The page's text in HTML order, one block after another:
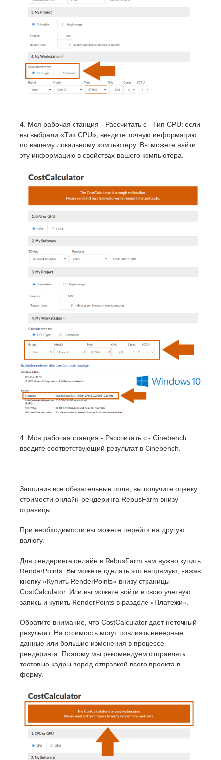
4. Моя рабочая станция - Рассчитать с - Тип CPU: если
вы выбрали «Тип CPU», введите точную информацию
по вашему локальному компьютеру. Вы можете найти
эту информацию в свойствах вашего компьютера.
4. Моя рабочая станция - Рассчитать с - Cinebench:
введите соответствующий результат в Cinebench.
Заполнив все обязательные поля, вы получите оценку
стоимости онлайн-рендеринга RebusFarm внизу
страницы.
При необходимости вы можете перейти на другую
валюту.
Для рендеринга онлайн в RebusFarm вам нужно купить
RenderPoints. Вы можете сделать это напрямую, нажав
кнопку «Купить RenderPoints» внизу страницы
CostCalculator. Или вы можете войти в свою учетную
запись и купить RenderPoints в разделе «Платежи».
Обратите внимание, что CostCalculator дает неточный
результат. На стоимость могут повлиять неверные
данные или большие изменения в процессе
рендеринга. Поэтому мы рекомендуем отправлять
тестовые кадры перед отправкой всего проекта в
ферму.